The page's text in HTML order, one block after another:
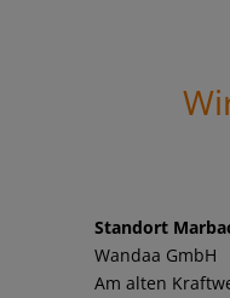
Standort
Wandaa GmbH
Am alten